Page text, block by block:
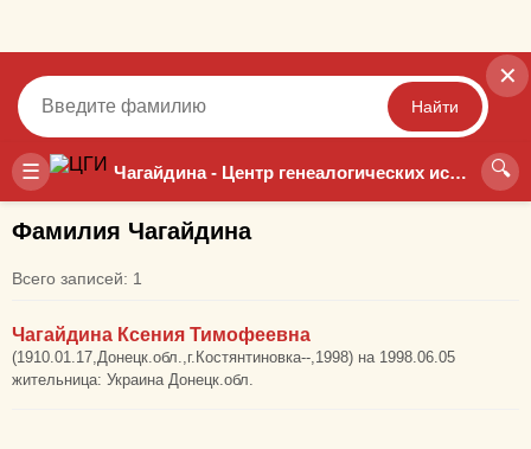
☰ Чагайдина - Центр генеалогических исследований 🔍
✕
Найти
Точный Неточный
Фамилия Чагайдина
Всего записей: 1
Чагайдина Ксения Тимофеевна
(1910.01.17,Донецк.обл.,г.Костянтиновка--,1998) на 1998.06.05
жительница: Украина Донецк.обл.